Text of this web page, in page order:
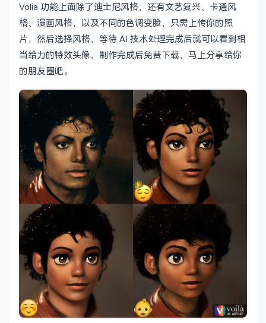
Volia 功能上面除了迪士尼风格，还有文艺复兴、卡通风
格、漫画风格，以及不同的色调变脸，只需上传你的照
片，然后选择风格，等待 AI 技术处理完成后就可以看到相
当给力的特效头像，制作完成后免费下载，马上分享给你
的朋友圈吧。